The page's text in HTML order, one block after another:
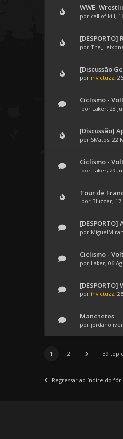
WWE-
por call of kill,
[DESPORTO]
por
[Discussão
por invictuzz,
Ciclismo -
por Laker, 28
[Discussão]
por SMatos, 22
Ciclismo -
por Laker, 29
Tour de
por Bluzzer, 17
por
Ciclismo -
por Laker, 06
[DESPORTO]
por invictuzz,
Manchetes
por
1 2 39
Regressar ao índice do